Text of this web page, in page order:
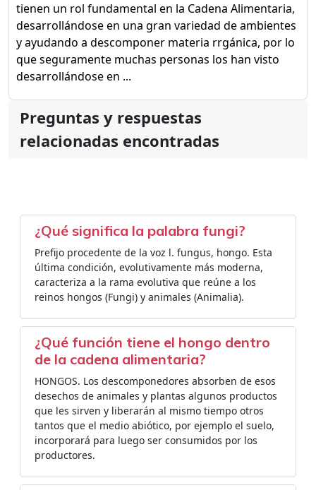
tienen un rol fundamental en la Cadena Alimentaria,
desarrollándose en una gran variedad de ambientes
y ayudando a descomponer materia rrgánica, por lo
que seguramente muchas personas los han visto
desarrollándose en ...
Preguntas y respuestas
relacionadas encontradas
¿Qué significa la palabra fungi?
Prefijo procedente de la voz l. fungus, hongo. Esta
última condición, evolutivamente más moderna,
caracteriza a la rama evolutiva que reúne a los
reinos hongos (Fungi) y animales (Animalia).
¿Qué función tiene el hongo dentro
de la cadena alimentaria?
HONGOS. Los descomponedores absorben de esos
desechos de animales y plantas algunos productos
que les sirven y liberarán al mismo tiempo otros
tantos que el medio abiótico, por ejemplo el suelo,
incorporará para luego ser consumidos por los
productores.